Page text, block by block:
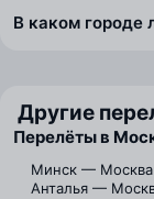
В каком городе
Другие
Перелёты в
Минск — Москва
Анталья —